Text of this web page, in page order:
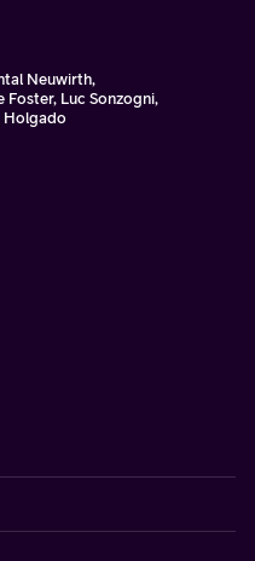
Neuwirth,
Foster, Luc Sonzogni,
Holgado